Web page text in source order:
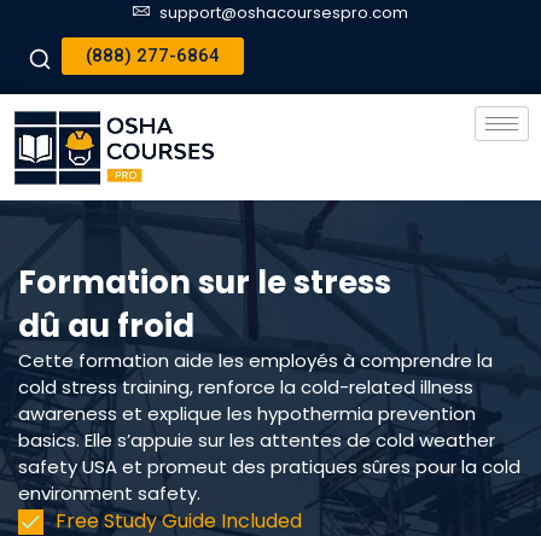
support@oshacoursespro.com
(888) 277-6864
Formation sur le stress
dû au froid
Cette formation aide les employés à comprendre la
cold stress training, renforce la cold-related illness
awareness et explique les hypothermia prevention
basics. Elle s’appuie sur les attentes de cold weather
safety USA et promeut des pratiques sûres pour la cold
environment safety.
Free Study Guide Included